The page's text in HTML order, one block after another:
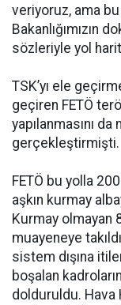
veriyoruz, ama
Bakanlığımızın
sözleriyle yol
TSK’yı ele
geçiren FETÖ
yapılanmasını
gerçekleştirmişti.
FETÖ bu yolla
aşkın kurmay
Kurmay olmayan
muayeneye
sistem dışına
boşalan
dolduruldu. Hava